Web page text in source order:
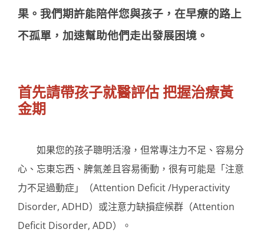
果。我們期許能陪伴您與孩子，在早療的路上
不孤單，加速幫助他們走出發展困境。
首先請帶孩子就醫評估 把握治療黃
金期
如果您的孩子聰明活潑，但常專注力不足、容易分
心、忘東忘西、脾氣差且容易衝動，很有可能是「注意
力不足過動症」（Attention Deficit /Hyperactivity
Disorder, ADHD）或注意力缺損症候群（Attention
Deficit Disorder, ADD）。